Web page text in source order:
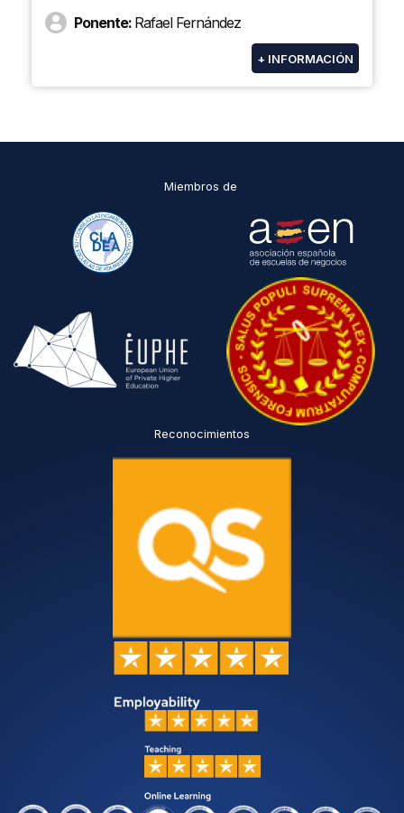
Ponente: Rafael Fernández
+ INFORMACIÓN
Miembros de
Reconocimientos